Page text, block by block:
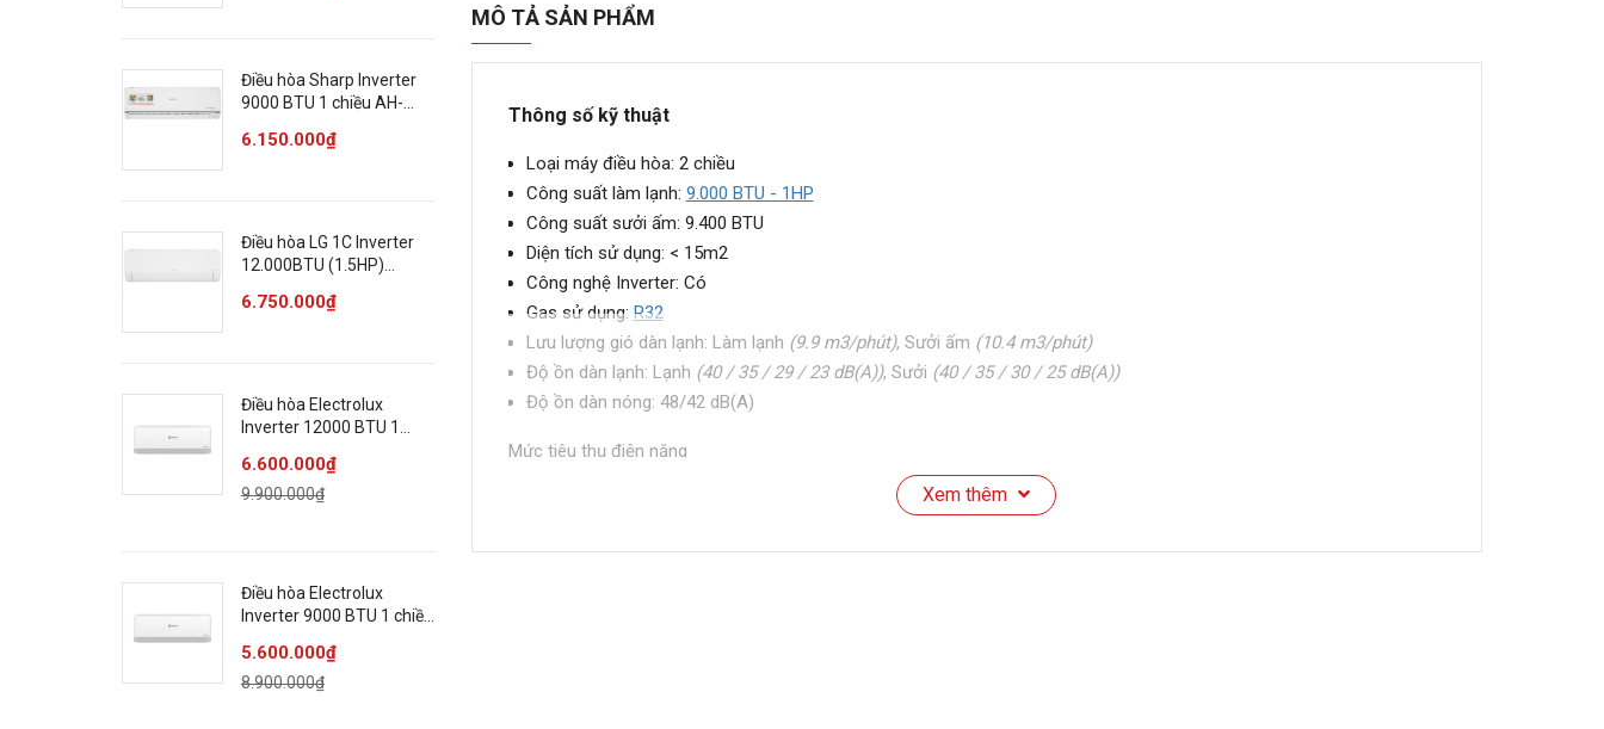
MÔ TẢ SẢN PHẨM
Thông số kỹ thuật
Loại máy điều hòa: 2 chiều
Công suất làm lạnh: 9.000 BTU - 1HP
Công suất sưởi ấm: 9.400 BTU
Diện tích sử dụng: < 15m2
Công nghệ Inverter: Có
Gas sử dụng: R32
Lưu lượng gió dàn lạnh: Làm lạnh (9.9 m3/phút), Sưởi ấm (10.4 m3/phút)
Độ ồn dàn lạnh: Lạnh (40 / 35 / 29 / 23 dB(A)), Sưởi (40 / 35 / 30 / 25 dB(A))
Độ ồn dàn nóng: 48/42 dB(A)
Mức tiêu thụ điện năng
Nhãn năng lượng tiết kiệm: 5 sao
Xem thêm
Điều hòa Sharp Inverter
9000 BTU 1 chiều AH-
6.150.000₫
Điều hòa LG 1C Inverter
12.000BTU (1.5HP)
6.750.000₫
Điều hòa Electrolux
Inverter 12000 BTU 1
6.600.000₫
9.900.000₫
Điều hòa Electrolux
Inverter 9000 BTU 1 chiều
5.600.000₫
8.900.000₫